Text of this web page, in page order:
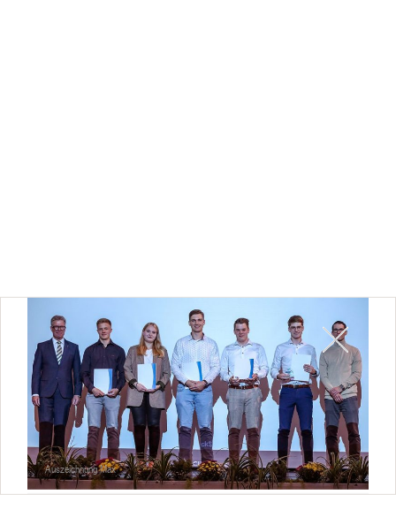
Auszeichnung Max